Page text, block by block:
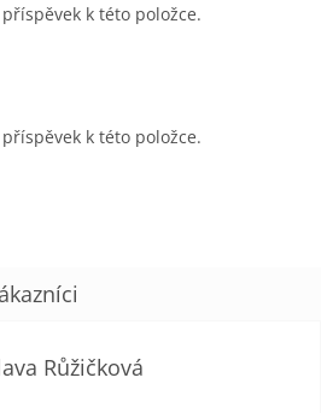
k této položce.
k této položce.
Růžičková
obchodu je 5 z 5 hvězdiček.